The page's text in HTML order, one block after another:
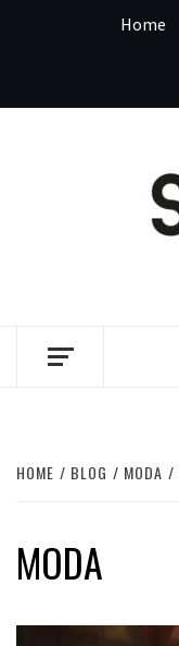
Home
HOME BLOG MODA
MODA